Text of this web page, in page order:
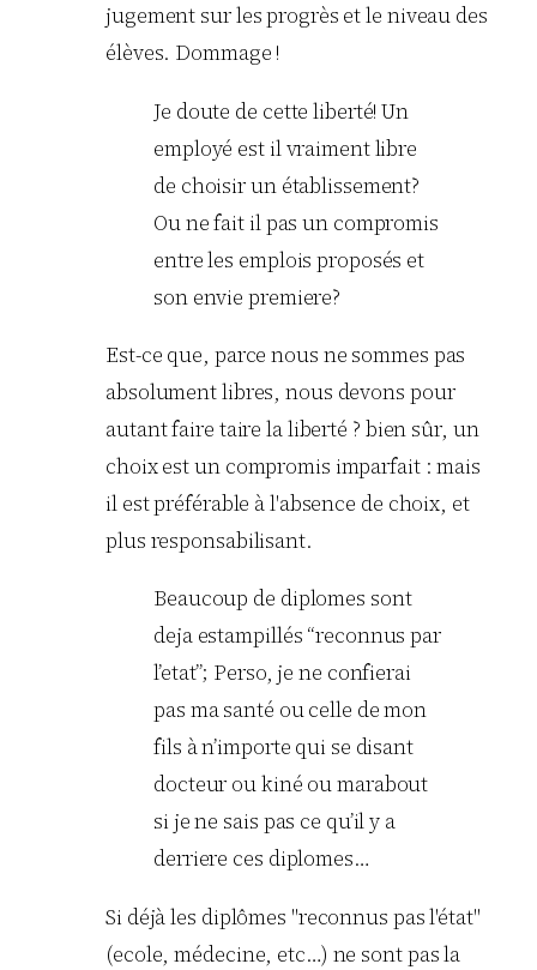
jugement sur les progrès et le niveau des
élèves. Dommage !
Je doute de cette liberté! Un
employé est il vraiment libre
de choisir un établissement?
Ou ne fait il pas un compromis
entre les emplois proposés et
son envie premiere?
Est-ce que, parce nous ne sommes pas
absolument libres, nous devons pour
autant faire taire la liberté ? bien sûr, un
choix est un compromis imparfait : mais
il est préférable à l'absence de choix, et
plus responsabilisant.
Beaucoup de diplomes sont
deja estampillés “reconnus par
l’etat”; Perso, je ne confierai
pas ma santé ou celle de mon
fils à n’importe qui se disant
docteur ou kiné ou marabout
si je ne sais pas ce qu’il y a
derriere ces diplomes…
Si déjà les diplômes "reconnus pas l'état"
(ecole, médecine, etc…) ne sont pas la